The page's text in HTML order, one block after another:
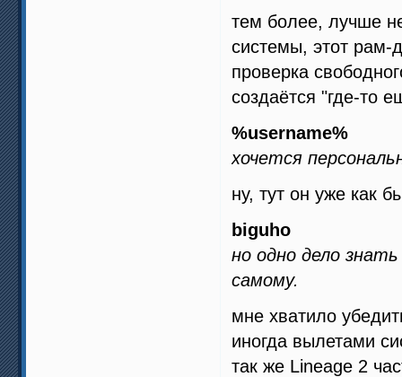
тем более, лучше
системы, этот рам-
проверка
создаётся "где-то
%username%
хочется
ну, тут он уже как
biguho
но одно дело
самому.
мне хватило
иногда вылетами
так же Lineage 2